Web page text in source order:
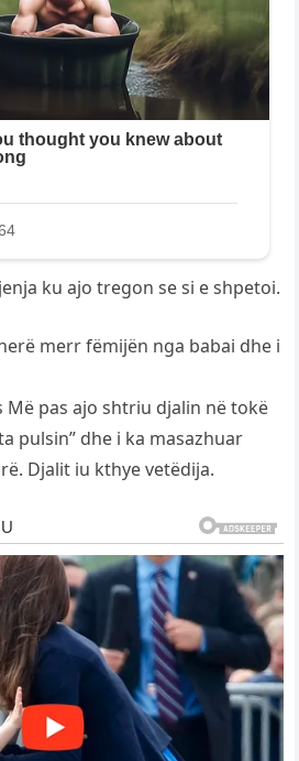
ku ajo tregon se si e shpetoi.
merr fëmijën nga babai dhe i
Më pas ajo shtriu djalin në tokë
pulsin” dhe i ka masazhuar
Djalit iu kthye vetëdija.